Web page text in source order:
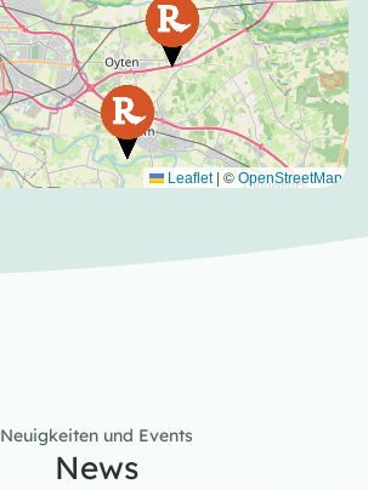
Leaflet | © OpenStreetMap
Neuigkeiten und Events
News